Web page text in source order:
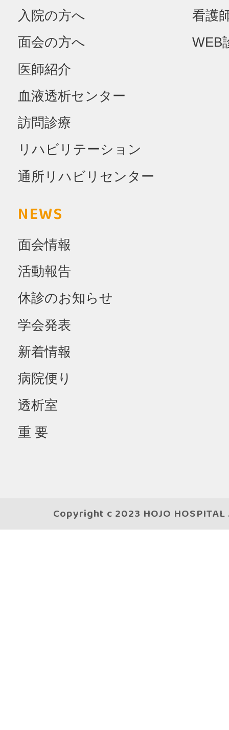
入院の方へ
面会の方へ
医師紹介
血液透析センター
訪問診療
リハビリテーション
通所リハビリセンター
看護
WEB
NEWS
面会情報
活動報告
休診のお知らせ
学会発表
新着情報
病院便り
透析室
重 要
Copyright c 2023 HOJO